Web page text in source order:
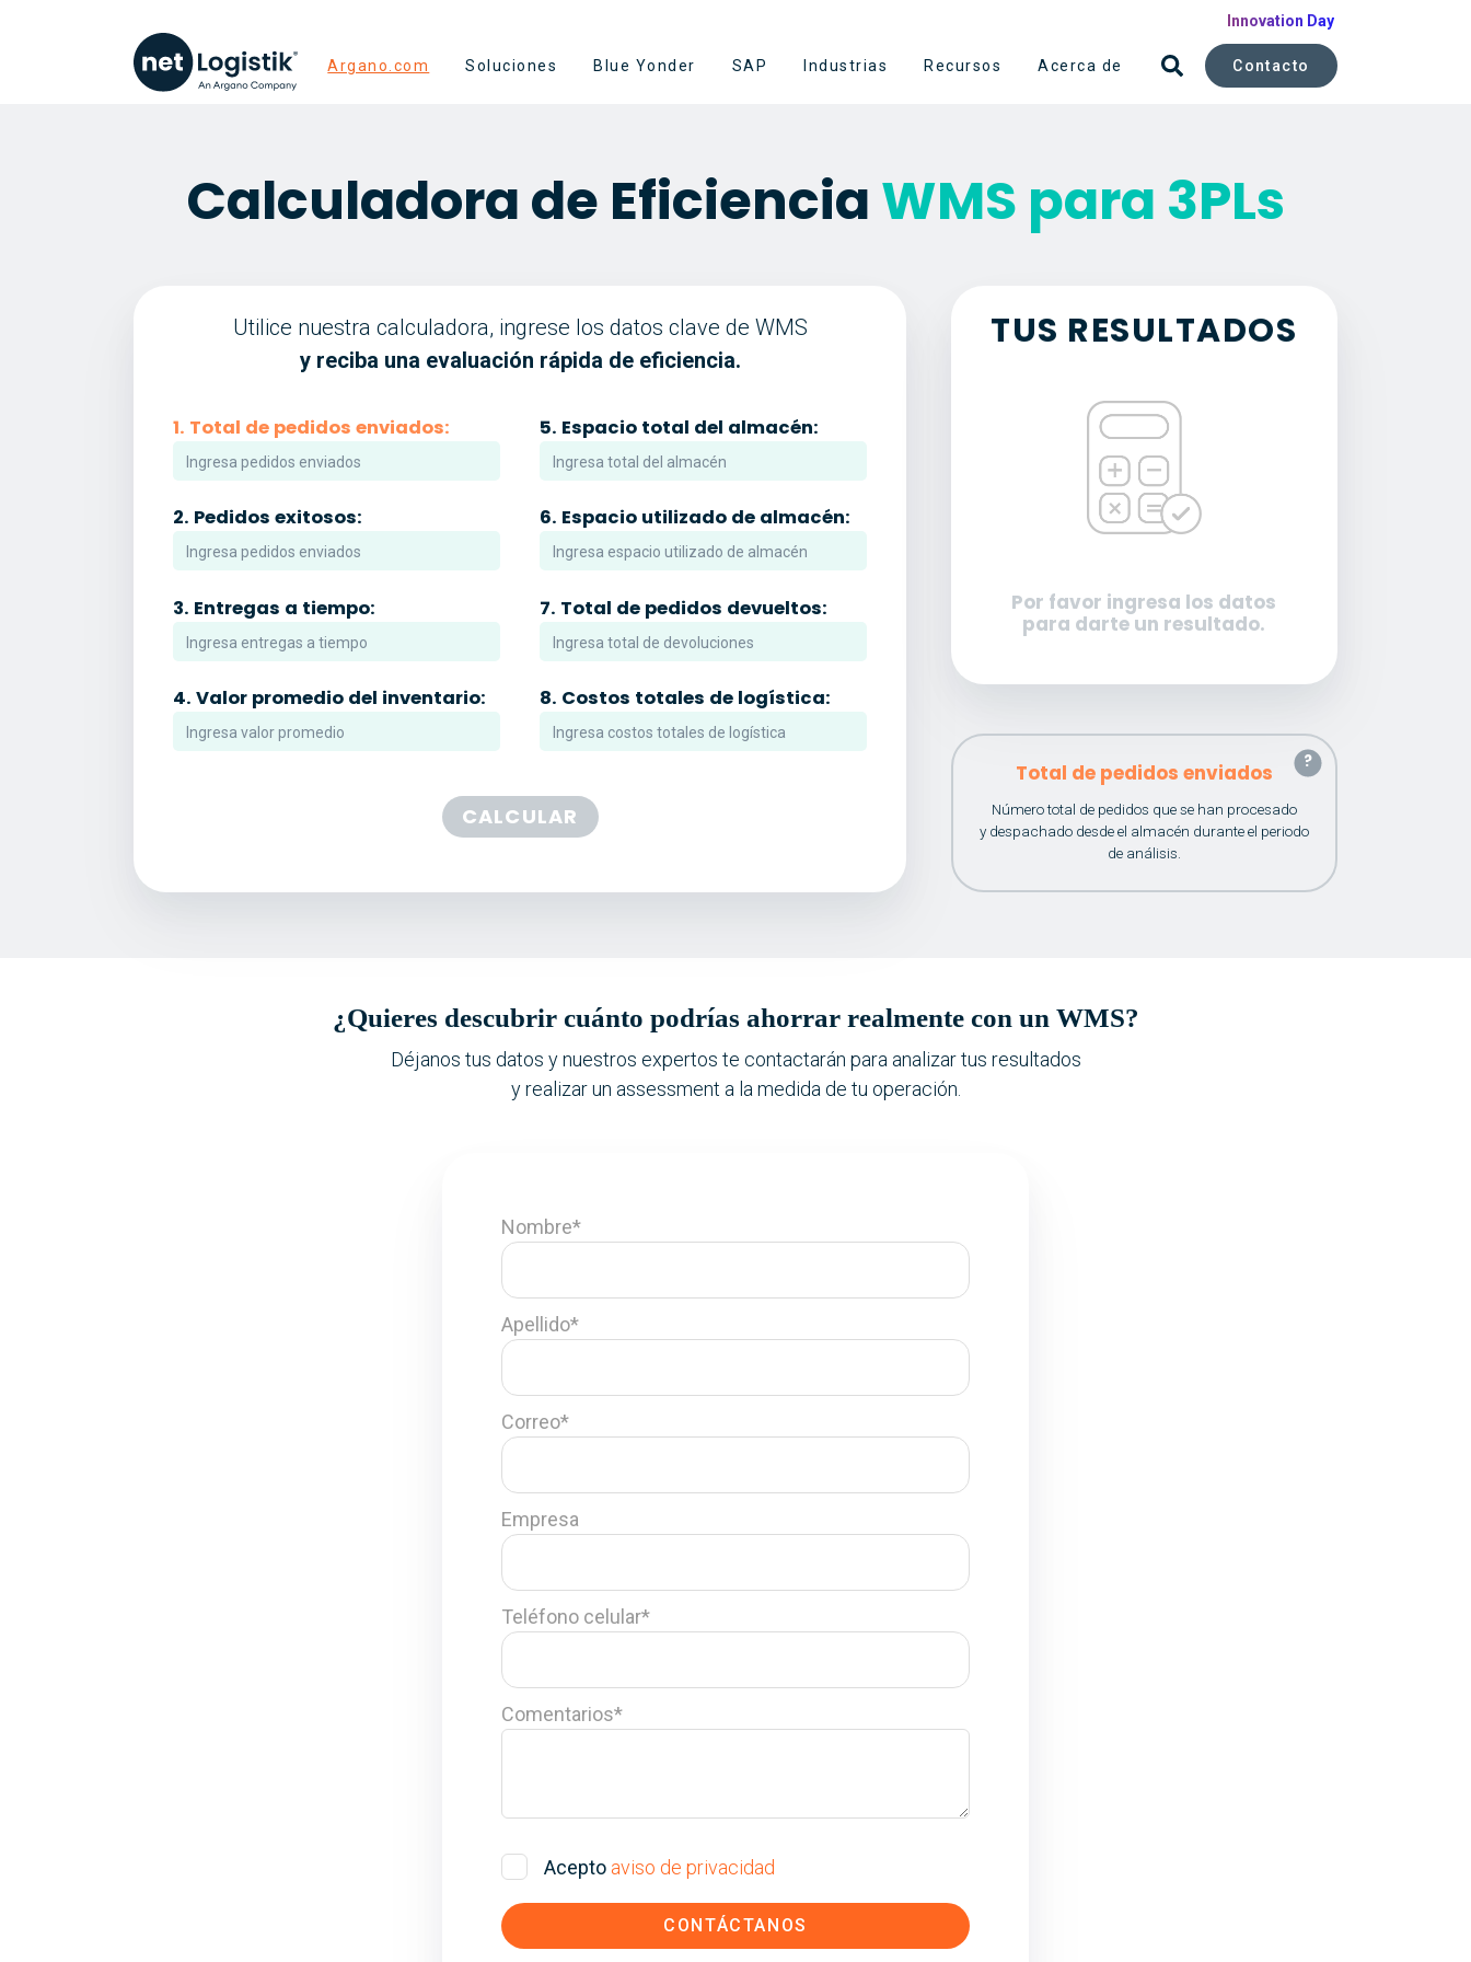
Innovation Day
Argano.com Soluciones Blue Yonder SAP Industrias Recursos Acerca de Contacto
Calculadora de EficienciaWMS para 3PLs
Utilice nuestra calculadora, ingrese los datos clave de WMS
y reciba una evaluación rápida de eficiencia.
1. Total de pedidos enviados:
2. Pedidos exitosos:
3. Entregas a tiempo:
5. Espacio total del almacén:
6. Espacio utilizado de almacén:
7. Total de pedidos devueltos:
4. Valor promedio del inventario: 8. Costos totales de logística:
CALCULAR
TUS RESULTADOS
Por favor ingresa los datos
para darte un resultado.
Total de pedidos enviados
Número total de pedidos que se han procesado
y despachado desde el almacén durante el periodo
de análisis.
?
¿Quieres descubrir cuánto podrías ahorrar realmente con un WMS?
Déjanos tus datos y nuestros expertos te contactarán para analizar tus resultados
y realizar un assessment a la medida de tu operación.
Nombre*
Apellido*
Correo*
Empresa
Teléfono celular*
Comentarios*
Acepto aviso de privacidad